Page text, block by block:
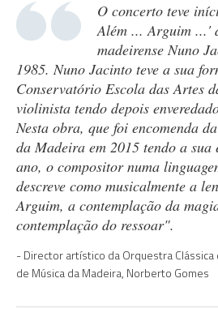
O concerto teve
Além ... Arguim ...'
madeirense Nuno
1985. Nuno Jacinto teve a sua
Conservatório Escola das Artes
violinista tendo depois
Nesta obra, que foi encomenda
da Madeira em 2015 tendo a sua
ano, o compositor numa
descreve como musicalmente a
Arguim, a contemplação da
contemplação do ressoar".
Director artístico da Orquestra
de Música da Madeira, Norberto Gomes